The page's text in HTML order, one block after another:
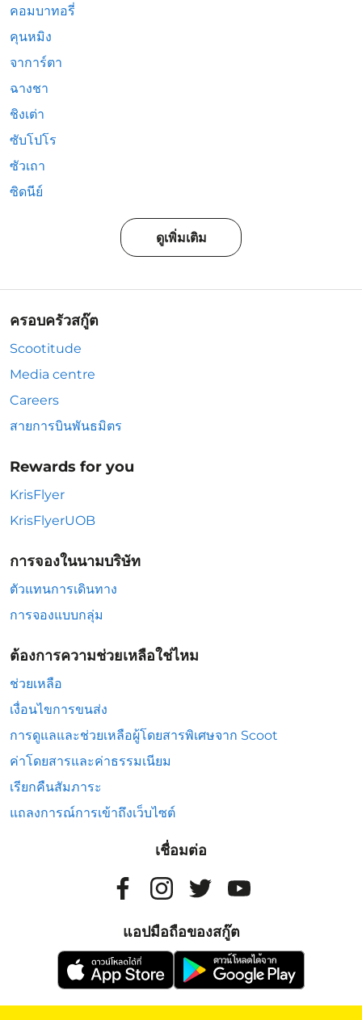
คอมบาทอรี่
คุนหมิง
จาการ์ตา
ฉางชา
ชิงเต่า
ซับโปโร
ซัวเถา
ซิดนีย์
ดูเพิ่มเติม
ครอบครัวสกู๊ต
Scootitude
Media centre
Careers
สายการบินพันธมิตร
Rewards for you
KrisFlyer
KrisFlyerUOB
การจองในนามบริษัท
ตัวแทนการเดินทาง
การจองแบบกลุ่ม
ต้องการความช่วยเหลือใช่ไหม
ช่วยเหลือ
เงื่อนไขการขนส่ง
การดูแลและช่วยเหลือผู้โดยสารพิเศษจาก Scoot
ค่าโดยสารและค่าธรรมเนียม
เรียกคืนสัมภาระ
แถลงการณ์การเข้าถึงเว็บไซต์
เชื่อมต่อ
แอปมือถือของสกู๊ต